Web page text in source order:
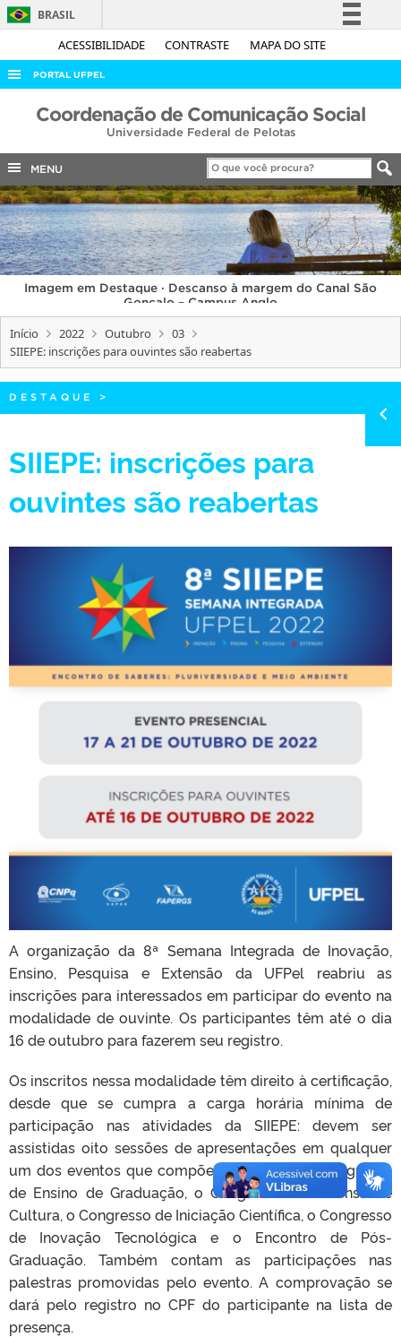
ACESSIBILIDADE CONTRASTE MAPA DO SITE
BRASIL
Simplifique!
Acesso à informação
Legislação
Canais
PORTAL UFPEL
ACESSO À INFORMAÇÃO
COBALTO
CONCURSOS
EDITAIS
INTERNACIONAL
OUVIDORIA
PORTARIAS
TELEFONES
Coordenação de Comunicação Social
Universidade Federal de Pelotas
MENU
Imagem em Destaque · Descanso à margem do Canal São
Gonçalo – Campus Anglo
Início 2022 Outubro
03
SIIEPE: inscrições para ouvintes são reabertas
DESTAQUE >
SIIEPE: inscrições para
ouvintes são reabertas
A organização da 8ª Semana Integrada de Inovação,
Ensino, Pesquisa e Extensão da UFPel reabriu as
inscrições para interessados em participar do evento na
modalidade de ouvinte. Os participantes têm até o dia
16 de outubro para fazerem seu registro.
Os inscritos nessa modalidade têm direito à certificação,
desde que se cumpra a carga horária mínima de
participação nas atividades da SIIEPE: devem ser
assistidas oito sessões de apresentações em qualquer
um dos eventos que compõe a Semana – o Congresso
de Ensino de Graduação, o Congresso de Extensão e
Cultura, o Congresso de Iniciação Científica, o Congresso
de Inovação Tecnológica e o Encontro de Pós-
Graduação. Também contam as participações nas
palestras promovidas pelo evento. A comprovação se
dará pelo registro no CPF do participante na lista de
presença.